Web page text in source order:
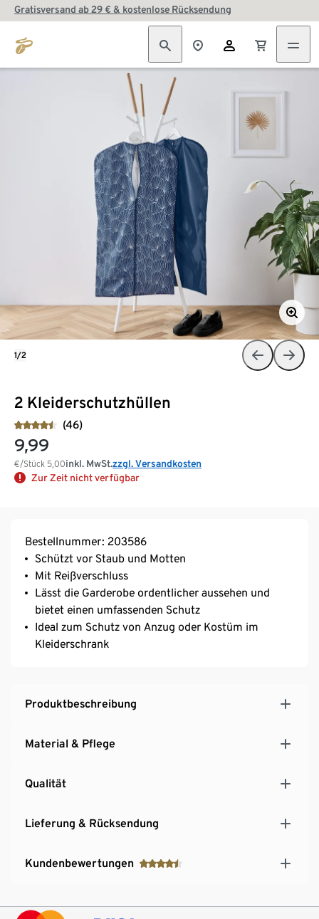
Gratisversand ab 29 € & kostenlose Rücksendung
2 Kleiderschutzhüllen
(46)
9,99
€/Stück 5,00inkl. MwSt.zzgl. Versandkosten
Zur Zeit nicht verfügbar
1/2
Bestellnummer: 203586
Schützt vor Staub und Motten
Mit Reißverschluss
Lässt die Garderobe ordentlicher aussehen und
bietet einen umfassenden Schutz
Ideal zum Schutz von Anzug oder Kostüm im
Kleiderschrank
Produktbeschreibung
Material & Pflege
Qualität
Lieferung & Rücksendung
Kundenbewertungen